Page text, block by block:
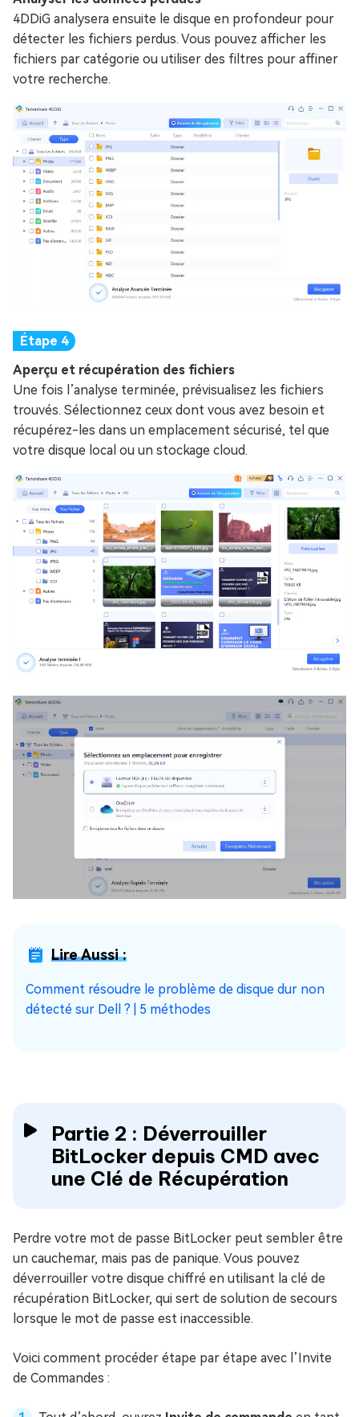
4DDiG analysera ensuite le disque en profondeur pour
détecter les fichiers perdus. Vous pouvez afficher les
fichiers par catégorie ou utiliser des filtres pour affiner
votre recherche.
Aperçu et récupération des fichiers
Une fois l’analyse terminée, prévisualisez les fichiers
trouvés. Sélectionnez ceux dont vous avez besoin et
récupérez-les dans un emplacement sécurisé, tel que
votre disque local ou un stockage cloud.
Lire Aussi :
Comment résoudre le problème de disque dur non
détecté sur Dell ? | 5 méthodes
Partie 2 : Déverrouiller
BitLocker depuis CMD avec
une Clé de Récupération
Perdre votre mot de passe BitLocker peut sembler être
un cauchemar, mais pas de panique. Vous pouvez
déverrouiller votre disque chiffré en utilisant la clé de
récupération BitLocker, qui sert de solution de secours
lorsque le mot de passe est inaccessible.
Voici comment procéder étape par étape avec l’Invite
de Commandes :